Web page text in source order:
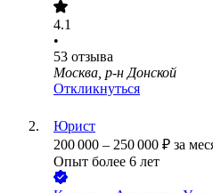
4.1
•
53 отзыва
Москва, р-н Донской
Откликнуться
Юрист
200 000 – 250 000 ₽ за
Опыт более 6 лет